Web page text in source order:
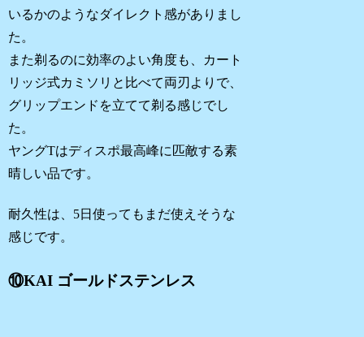
いるかのようなダイレクト感がありまし
た。
また剃るのに効率のよい角度も、カート
リッジ式カミソリと比べて両刃よりで、
グリップエンドを立てて剃る感じでし
た。
ヤングTはディスポ最高峰に匹敵する素
晴しい品です。
耐久性は、5日使ってもまだ使えそうな
感じです。
⑩KAI ゴールドステンレス